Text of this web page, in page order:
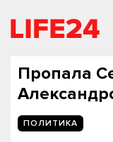
Пропала
ПОЛИТИКА